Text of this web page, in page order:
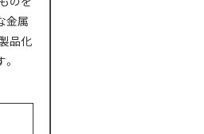
金属
品化